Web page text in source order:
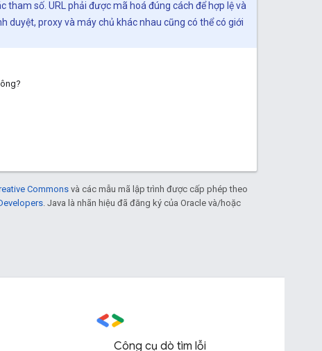
tham số. URL phải được mã hoá đúng cách để hợp lệ và
duyệt, proxy và máy chủ khác nhau cũng có thể có giới
Commons và các mẫu mã lập trình được cấp phép theo
. Java là nhãn hiệu đã đăng ký của Oracle và/hoặc
Công cụ dò tìm lỗi